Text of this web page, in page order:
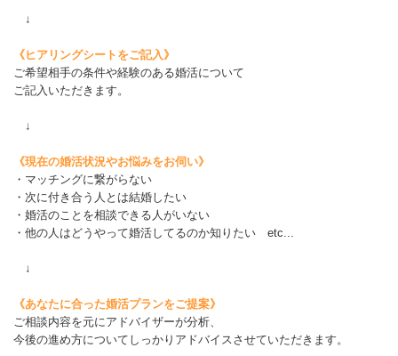
↓
《ヒアリングシートをご記入》
ご希望相手の条件や経験のある婚活について
ご記入いただきます。
↓
《現在の婚活状況やお悩みをお伺い》
・マッチングに繋がらない
・次に付き合う人とは結婚したい
・婚活のことを相談できる人がいない
・他の人はどうやって婚活してるのか知りたい etc...
↓
《あなたに合った婚活プランをご提案》
ご相談内容を元にアドバイザーが分析、
今後の進め方についてしっかりアドバイスさせていただきます。